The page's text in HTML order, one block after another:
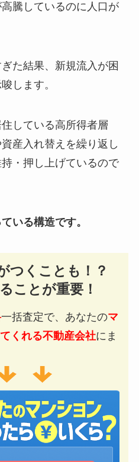
騰しているのに人口が
た結果、新規流入が困
します。
している高所得者層
産入れ替えを繰り返し
・押し上げているので
いる構造です。
つくことも！？
ことが重要！
一括査定で、あなたのマ
くれる不動産会社にま